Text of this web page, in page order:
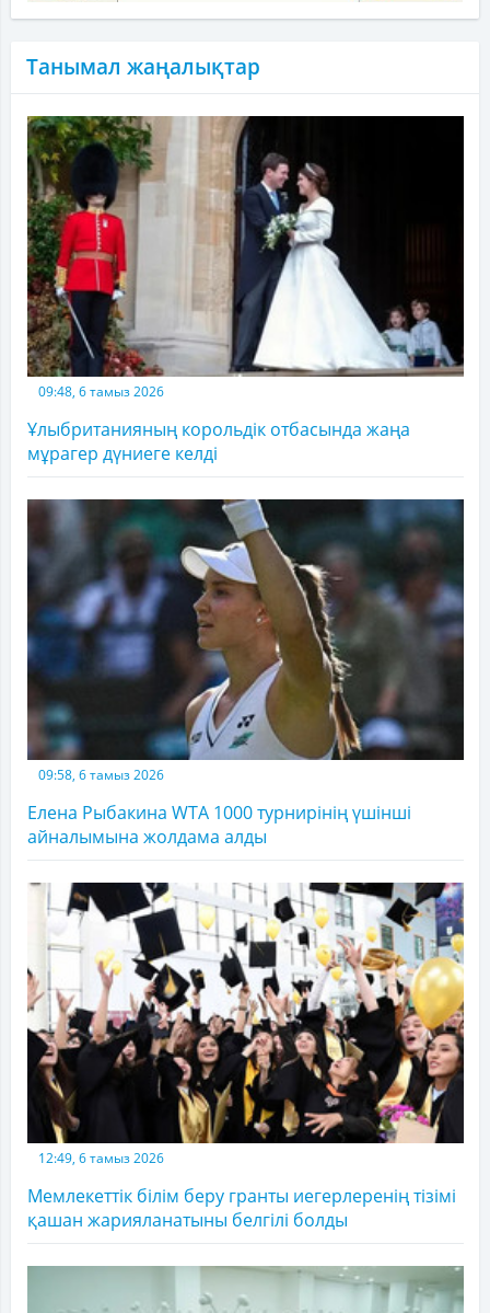
Танымал жаңалықтар
09:48, 6 тамыз 2026
Ұлыбританияның корольдік отбасында жаңа
мұрагер дүниеге келді
09:58, 6 тамыз 2026
Елена Рыбакина WTA 1000 турнирінің үшінші
айналымына жолдама алды
12:49, 6 тамыз 2026
Мемлекеттік білім беру гранты иегерлеренің тізімі
қашан жарияланатыны белгілі болды